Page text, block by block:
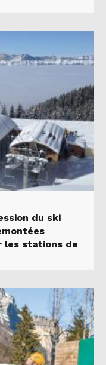
du ski
les stations de